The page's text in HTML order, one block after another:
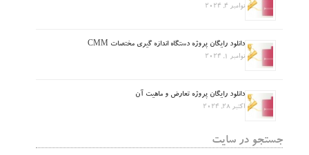
نوامبر 4, 2024
دانلود رایگان پروژه دستگاه اندازه گیری مختصات CMM
نوامبر 1, 2024
دانلود رایگان پروژه تعارض و ماهیت آن
اکتبر 28, 2024
جستجو در سایت